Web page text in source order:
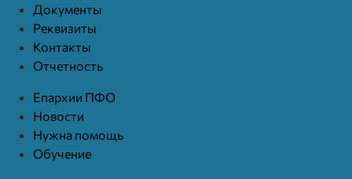
Документы
Реквизиты
Контакты
Отчетность
Епархии ПФО
Новости
Нужна помощь
Обучение